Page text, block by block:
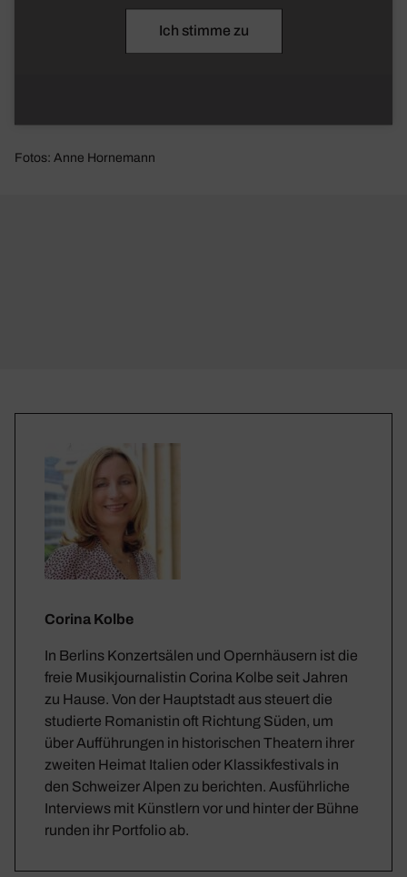
Ich stimme zu
Fotos: Anne Hornemann
Corina Kolbe
In Berlins Konzertsälen und Opernhäusern ist die
freie Musikjournalistin Corina Kolbe seit Jahren
zu Hause. Von der Hauptstadt aus steuert die
studierte Romanistin oft Richtung Süden, um
über Aufführungen in historischen Theatern ihrer
zweiten Heimat Italien oder Klassikfestivals in
den Schweizer Alpen zu berichten. Ausführliche
Interviews mit Künstlern vor und hinter der Bühne
runden ihr Portfolio ab.